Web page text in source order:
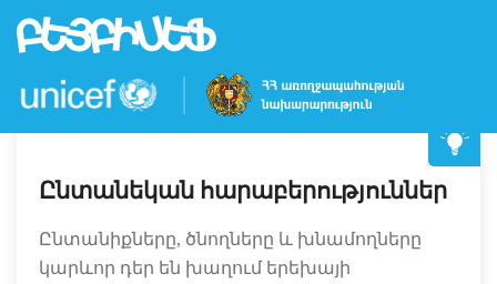
Skip
UNICEF Armenia/2020/Gevrogyan
Ընտանեկան հարաբերություններ
Ընտանիքները, ծնողները և խնամողները
կարևոր դեր են խաղում երեխայի